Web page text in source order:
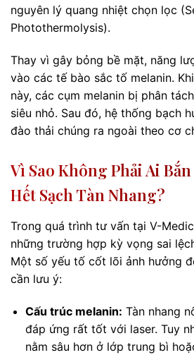
nguyên lý quang nhiệt chọn lọc
Photothermolysis).
Thay vì gây bỏng bề mặt, năng
vào các tế bào sắc tố melanin.
này, các cụm melanin bị phân
siêu nhỏ. Sau đó, hệ thống bạch
đào thải chúng ra ngoài theo cơ
Vì Sao Không Phải Ai
Hết Sạch Tàn Nhang?
Trong quá trình tư vấn tại V-
những trường hợp kỳ vọng sai
Một số yếu tố cốt lõi ảnh hưởng
cần lưu ý:
Cấu trúc melanin: Tàn nhang
đáp ứng rất tốt với laser. Tuy
nằm sâu hơn ở lớp trung bì